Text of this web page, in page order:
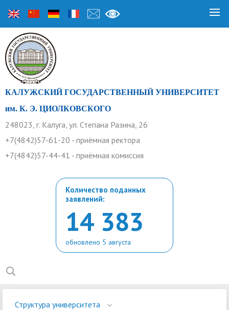
КАЛУЖСКИЙ ГОСУДАРСТВЕННЫЙ УНИВЕРСИТЕТ
им. К. Э. ЦИОЛКОВСКОГО
248023, г. Калуга, ул. Степана Разина, 26
+7(4842)57-61-20 - приёмная ректора
+7(4842)57-44-41 - приёмная комиссия
Количество поданных
заявлений:
14 383
обновлено 5 августа
Структура университета